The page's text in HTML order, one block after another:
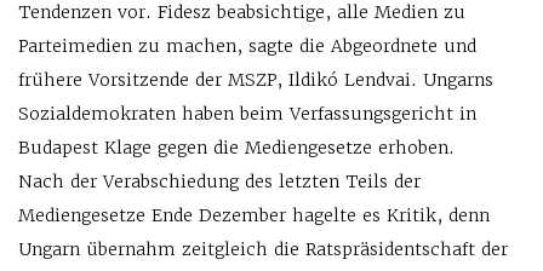
Tendenzen vor. Fidesz beabsichtige, alle Medien zu
Parteimedien zu machen, sagte die Abgeordnete und
frühere Vorsitzende der MSZP, Ildikó Lendvai. Ungarns
Sozialdemokraten haben beim Verfassungsgericht in
Budapest Klage gegen die Mediengesetze erhoben.
Nach der Verabschiedung des letzten Teils der
Mediengesetze Ende Dezember hagelte es Kritik, denn
Ungarn übernahm zeitgleich die Ratspräsidentschaft der